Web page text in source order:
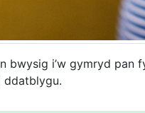
bwysig i’w gymryd pan
ddatblygu.